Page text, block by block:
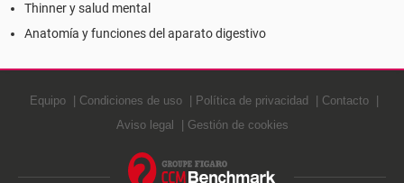
Thinner y salud mental
Anatomía y funciones del aparato digestivo
Equipo Condiciones de uso Política de privacidad
Contacto
Aviso legal
Gestión de cookies